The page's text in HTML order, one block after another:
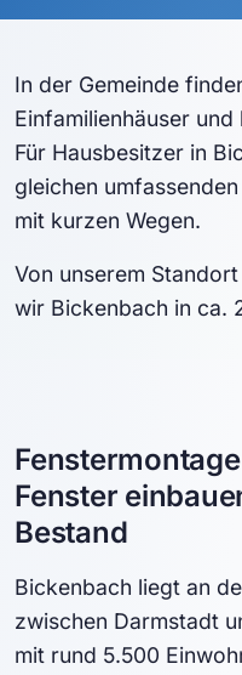
In der Gemeinde
Einfamilienhäuser
Für Hausbesitzer in
gleichen
mit kurzen Wegen.
Von unserem
wir Bickenbach in ca.
Fenster
Bestand
Bickenbach liegt an
zwischen Darmstadt
mit rund 5.500